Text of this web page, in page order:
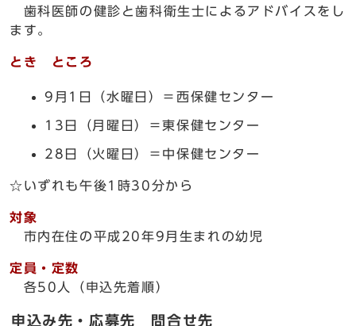
歯科医師の健診と歯科衛生士によるアドバイスをし
ます。
とき ところ
9月1日（水曜日）＝西保健センター
13日（月曜日）＝東保健センター
28日（火曜日）＝中保健センター
☆いずれも午後1時30分から
対象
市内在住の平成20年9月生まれの幼児
定員・定数
各50人（申込先着順）
申込み先・応募先 問合せ先